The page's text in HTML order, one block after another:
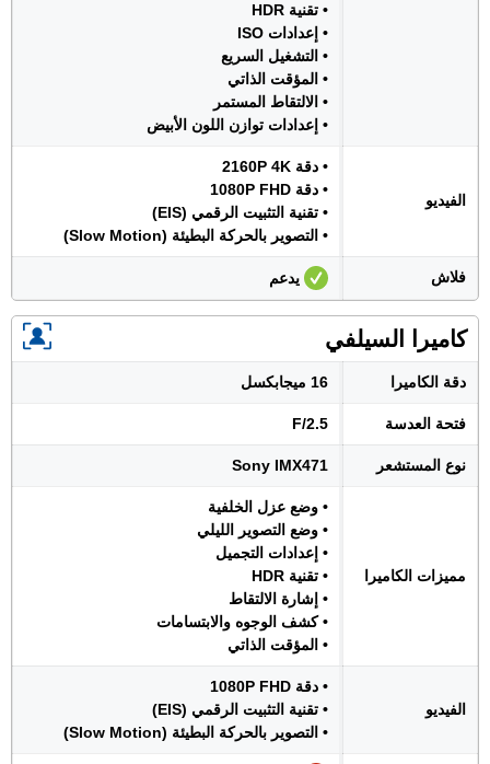
• تقنية HDR
• إعدادات ISO
• التشغيل السريع
• المؤقت الذاتي
• الالتقاط المستمر
• إعدادات توازن اللون الأبيض
الفيديو
• دقة 2160P 4K
• دقة 1080P FHD
• تقنية التثبيت الرقمي (EIS)
• التصوير بالحركة البطيئة (Slow Motion)
فلاش يدعم
كاميرا السيلفي
دقة الكاميرا 16 ميجابكسل
فتحة العدسة F/2.5
نوع المستشعر Sony IMX471
مميزات الكاميرا
• وضع عزل الخلفية
• وضع التصوير الليلي
• إعدادات التجميل
• تقنية HDR
• إشارة الالتقاط
• كشف الوجوه والابتسامات
• المؤقت الذاتي
الفيديو
• دقة 1080P FHD
• تقنية التثبيت الرقمي (EIS)
• التصوير بالحركة البطيئة (Slow Motion)